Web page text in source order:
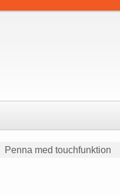
Penna med touchfunktion